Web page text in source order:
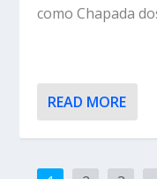
como Chapada
READ MORE